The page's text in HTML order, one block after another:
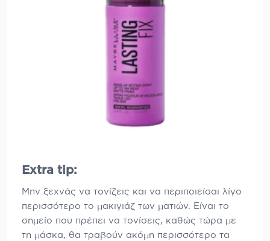
Εxtra tip:
Μην ξεχνάς να τονίζεις και να περιποιείσαι λίγο
περισσότερο το μακιγιάζ των ματιών. Είναι το
σημείο που πρέπει να τονίσεις, καθώς τώρα με
τη μάσκα, θα τραβούν ακόμη περισσότερο τα